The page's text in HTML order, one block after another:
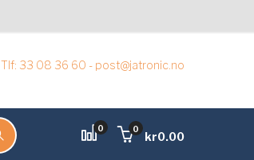
Tlf: 33 08 36 60 - post@jatronic.no
0
kr0.00
0